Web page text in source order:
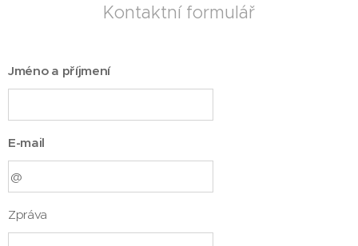
Kontaktní formulář
Jméno a příjmení
E-mail
Zpráva